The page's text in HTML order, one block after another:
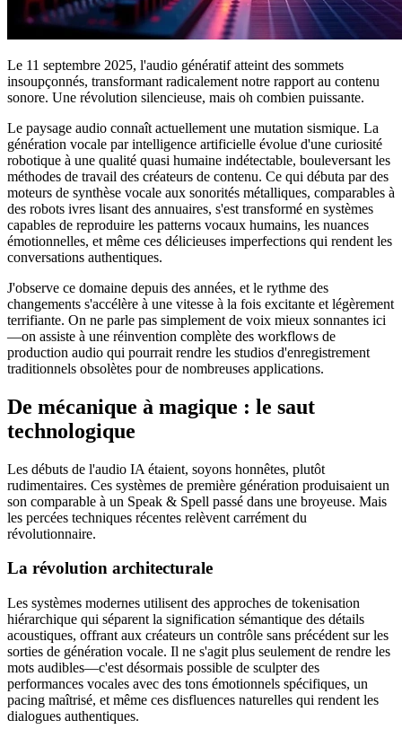
Le 11 septembre 2025, l'audio génératif atteint des sommets
insoupçonnés, transformant radicalement notre rapport au contenu
sonore. Une révolution silencieuse, mais oh combien puissante.
Le paysage audio connaît actuellement une mutation sismique. La
génération vocale par intelligence artificielle évolue d'une curiosité
robotique à une qualité quasi humaine indétectable, bouleversant les
méthodes de travail des créateurs de contenu. Ce qui débuta par des
moteurs de synthèse vocale aux sonorités métalliques, comparables à
des robots ivres lisant des annuaires, s'est transformé en systèmes
capables de reproduire les patterns vocaux humains, les nuances
émotionnelles, et même ces délicieuses imperfections qui rendent les
conversations authentiques.
J'observe ce domaine depuis des années, et le rythme des
changements s'accélère à une vitesse à la fois excitante et légèrement
terrifiante. On ne parle pas simplement de voix mieux sonnantes ici
—on assiste à une réinvention complète des workflows de
production audio qui pourrait rendre les studios d'enregistrement
traditionnels obsolètes pour de nombreuses applications.
De mécanique à magique : le saut
technologique
Les débuts de l'audio IA étaient, soyons honnêtes, plutôt
rudimentaires. Ces systèmes de première génération produisaient un
son comparable à un Speak & Spell passé dans une broyeuse. Mais
les percées techniques récentes relèvent carrément du
révolutionnaire.
La révolution architecturale
Les systèmes modernes utilisent des approches de tokenisation
hiérarchique qui séparent la signification sémantique des détails
acoustiques, offrant aux créateurs un contrôle sans précédent sur les
sorties de génération vocale. Il ne s'agit plus seulement de rendre les
mots audibles—c'est désormais possible de sculpter des
performances vocales avec des tons émotionnels spécifiques, un
pacing maîtrisé, et même ces disfluences naturelles qui rendent les
dialogues authentiques.